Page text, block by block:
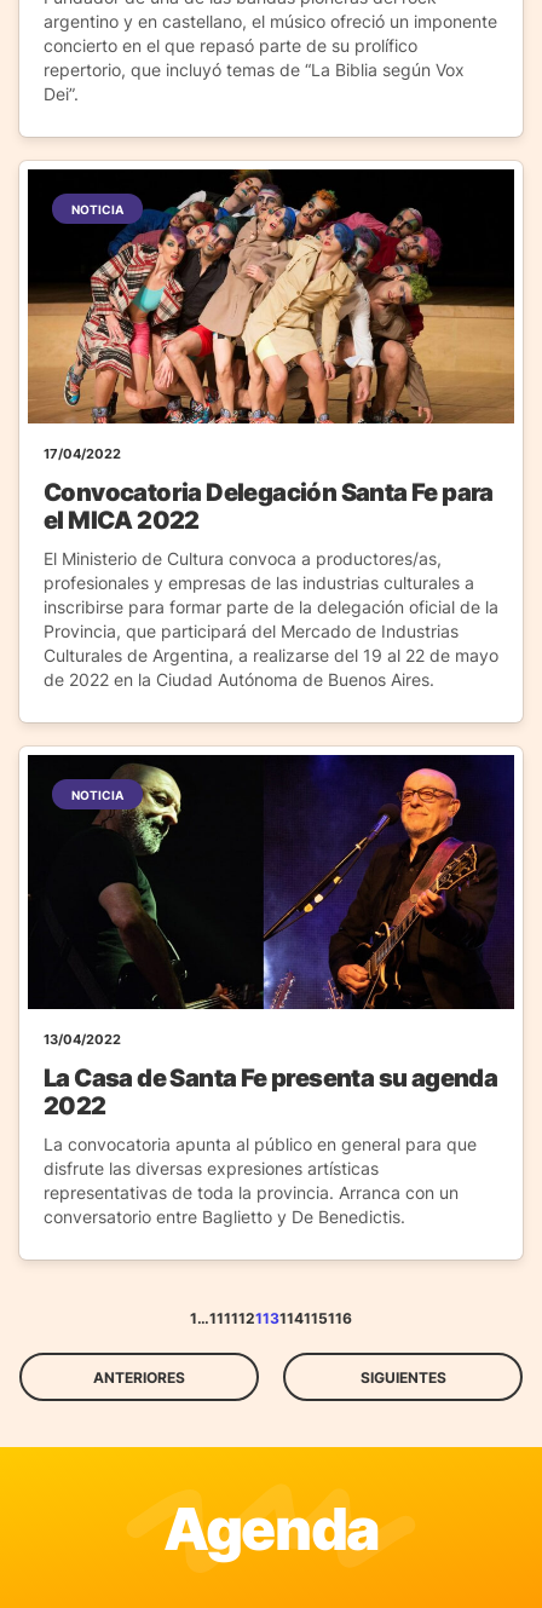
argentino y en castellano, el músico ofreció un imponente
concierto en el que repasó parte de su prolífico
repertorio, que incluyó temas de “La Biblia según Vox
Dei”.
NOTICIA
17/04/2022
Convocatoria Delegación Santa Fe para
el MICA 2022
El Ministerio de Cultura convoca a productores/as,
profesionales y empresas de las industrias culturales a
inscribirse para formar parte de la delegación oficial de la
Provincia, que participará del Mercado de Industrias
Culturales de Argentina, a realizarse del 19 al 22 de mayo
de 2022 en la Ciudad Autónoma de Buenos Aires.
NOTICIA
13/04/2022
La Casa de Santa Fe presenta su agenda
2022
La convocatoria apunta al público en general para que
disfrute las diversas expresiones artísticas
representativas de toda la provincia. Arranca con un
conversatorio entre Baglietto y De Benedictis.
ANTERIORES
1…111112113114115116
SIGUIENTES
Agenda